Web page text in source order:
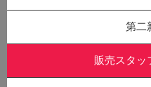
第二
販売スタッ